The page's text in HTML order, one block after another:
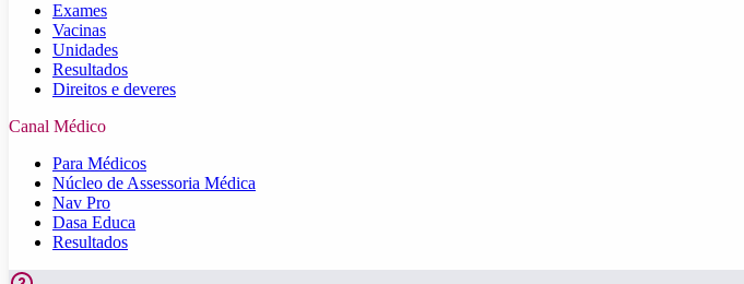
Exames
Vacinas
Unidades
Resultados
Direitos e deveres
Canal Médico
Para Médicos
Núcleo de Assessoria Médica
Nav Pro
Dasa Educa
Resultados